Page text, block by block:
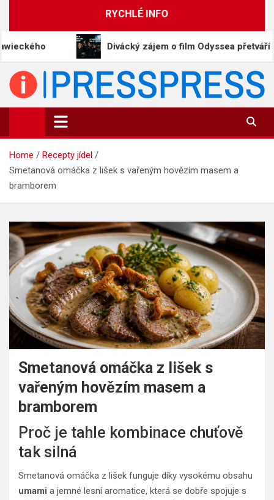
RYCHLÉ INFO
Divácký zájem o film Odyssea přetváří Homéra na
PressPress.cz
Vaše zprávy v souvislostech
Home
Recepty jídel
Smetanová omáčka z lišek s vařeným hovězím masem a
bramborem
Smetanová omáčka z lišek s
vařeným hovězím masem a
bramborem
Proč je tahle kombinace chuťově
tak silná
Smetanová omáčka z lišek funguje díky vysokému obsahu
umami a jemné lesní aromatice, která se dobře spojuje s